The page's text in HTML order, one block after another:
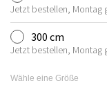
Jetzt bestellen, Montag
300 cm
Jetzt bestellen, Montag
Wähle eine Größe